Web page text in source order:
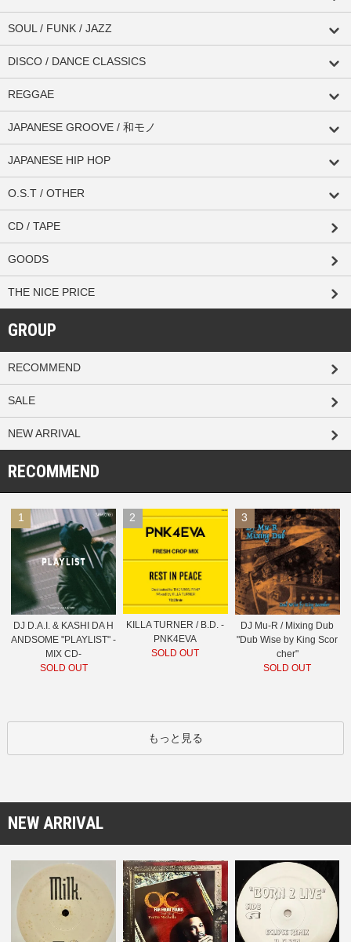
SOUL / FUNK / JAZZ
DISCO / DANCE CLASSICS
REGGAE
JAPANESE GROOVE / 和モノ
JAPANESE HIP HOP
O.S.T / OTHER
CD / TAPE
GOODS
THE NICE PRICE
GROUP
RECOMMEND
SALE
NEW ARRIVAL
RECOMMEND
1
DJ D.A.I. & KASHI DA H
ANDSOME "PLAYLIST" -
MIX CD-
SOLD OUT
2
KILLA TURNER / B.D. -
PNK4EVA
SOLD OUT
3
DJ Mu-R / Mixing Dub
"Dub Wise by King Scor
cher"
SOLD OUT
もっと見る
NEW ARRIVAL